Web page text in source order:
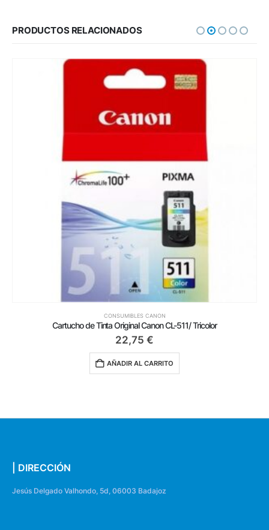
PRODUCTOS RELACIONADOS
CONSUMIBLES CANON
Cartucho de Tinta Original Canon CL-511/ Tricolor
22,75 €
AÑADIR AL CARRITO
| DIRECCIÓN
Jesús Delgado Valhondo, 5d, 06003 Badajoz